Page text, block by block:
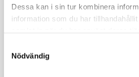
Dessa kan i sin tur kombinera
information som du har
Nödvändig